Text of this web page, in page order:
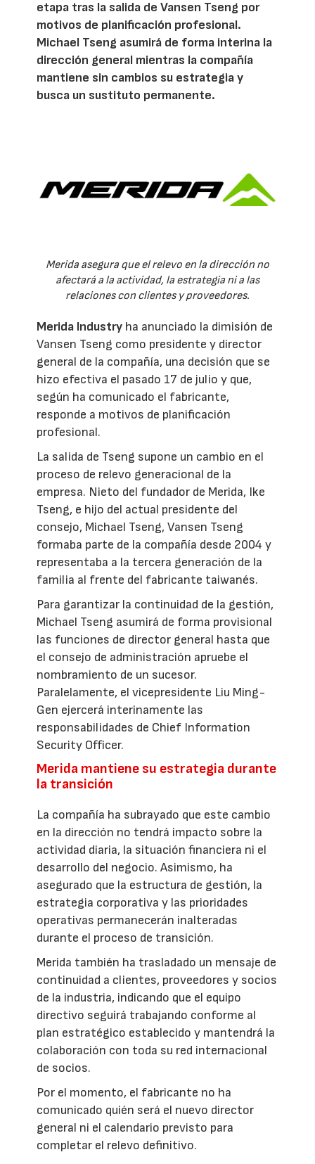
etapa tras la salida de Vansen Tseng por
motivos de planificación profesional.
Michael Tseng asumirá de forma interina la
dirección general mientras la compañía
mantiene sin cambios su estrategia y
busca un sustituto permanente.
Merida asegura que el relevo en la dirección no
afectará a la actividad, la estrategia ni a las
relaciones con clientes y proveedores.
Merida Industry ha anunciado la dimisión de
Vansen Tseng como presidente y director
general de la compañía, una decisión que se
hizo efectiva el pasado 17 de julio y que,
según ha comunicado el fabricante,
responde a motivos de planificación
profesional.
La salida de Tseng supone un cambio en el
proceso de relevo generacional de la
empresa. Nieto del fundador de Merida, Ike
Tseng, e hijo del actual presidente del
consejo, Michael Tseng, Vansen Tseng
formaba parte de la compañía desde 2004 y
representaba a la tercera generación de la
familia al frente del fabricante taiwanés.
Para garantizar la continuidad de la gestión,
Michael Tseng asumirá de forma provisional
las funciones de director general hasta que
el consejo de administración apruebe el
nombramiento de un sucesor.
Paralelamente, el vicepresidente Liu Ming-
Gen ejercerá interinamente las
responsabilidades de Chief Information
Security Officer.
Merida mantiene su estrategia durante
la transición
La compañía ha subrayado que este cambio
en la dirección no tendrá impacto sobre la
actividad diaria, la situación financiera ni el
desarrollo del negocio. Asimismo, ha
asegurado que la estructura de gestión, la
estrategia corporativa y las prioridades
operativas permanecerán inalteradas
durante el proceso de transición.
Merida también ha trasladado un mensaje de
continuidad a clientes, proveedores y socios
de la industria, indicando que el equipo
directivo seguirá trabajando conforme al
plan estratégico establecido y mantendrá la
colaboración con toda su red internacional
de socios.
Por el momento, el fabricante no ha
comunicado quién será el nuevo director
general ni el calendario previsto para
completar el relevo definitivo.